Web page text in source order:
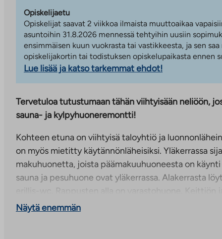
Opiskelijaetu
Opiskelijat saavat 2 viikkoa ilmaista muuttoaikaa
asuntoihin 31.8.2026 mennessä tehtyihin uusiin
ensimmäisen kuun vuokrasta tai vastikkeesta, ja sen
opiskelijakortin tai todistuksen opiskelupaikasta ennen
Lue lisää ja katso tarkemmat ehdot!
Tervetuloa tutustumaan tähän viihtyisään neliöön,
sauna- ja kylpyhuoneremontti!
Kohteen etuna on viihtyisä taloyhtiö ja
on myös mietitty käytännönläheisiksi. Yläkerrassa
makuhuonetta, joista päämakuuhuoneesta on
sauna ja pesuhuone ovat yläkerrassa. Alakerrasta
erillis-wc. Rappusten alla on varastohuone. Keittiön
puoliseinä, jonka viereen voi kätevästi sijoittaa
Näytä enemmän